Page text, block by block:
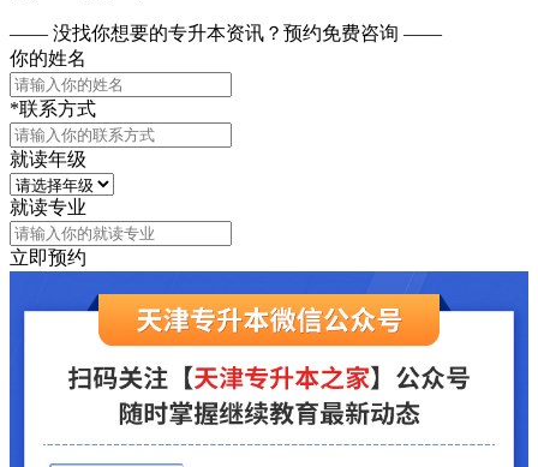
—— 没找你想要的专升本资讯？ 预约免费咨询 ——
你的姓名
*联系方式
就读年级
就读专业
立即预约